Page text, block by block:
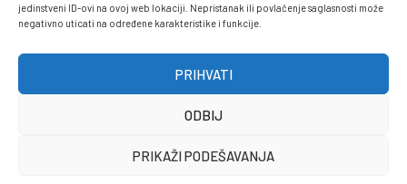
jedinstveni ID-ovi na ovoj web lokaciji. Nepristanak ili povlačenje saglasnosti može
negativno uticati na određene karakteristike i funkcije.
PRIHVATI
ODBIJ
PRIKAŽI PODEŠAVANJA